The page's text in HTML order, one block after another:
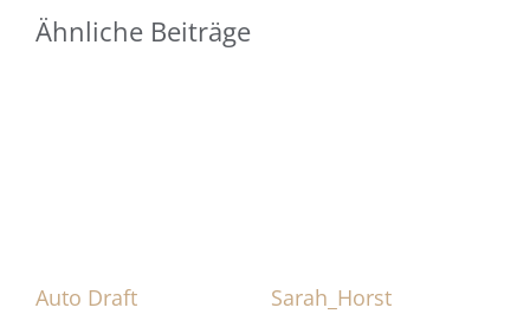
Ähnliche Beiträge
Auto Draft Sarah_Horst